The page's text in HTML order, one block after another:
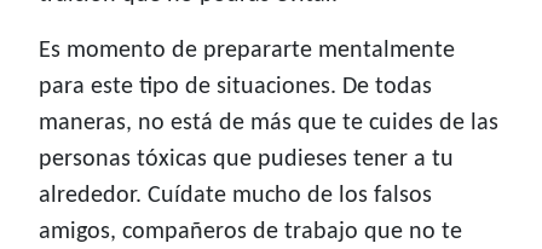
Es momento de prepararte mentalmente
para este tipo de situaciones. De todas
maneras, no está de más que te cuides de las
personas tóxicas que pudieses tener a tu
alrededor. Cuídate mucho de los falsos
amigos, compañeros de trabajo que no te